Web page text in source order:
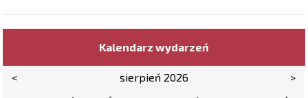
Kalendarz wydarzeń
< sierpień 2026 >